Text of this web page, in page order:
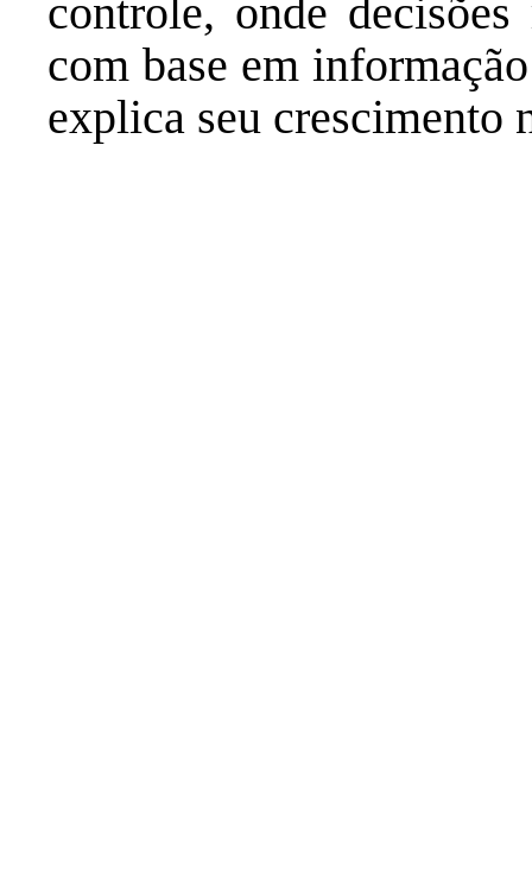
controle, onde
com base em
explica seu crescimento